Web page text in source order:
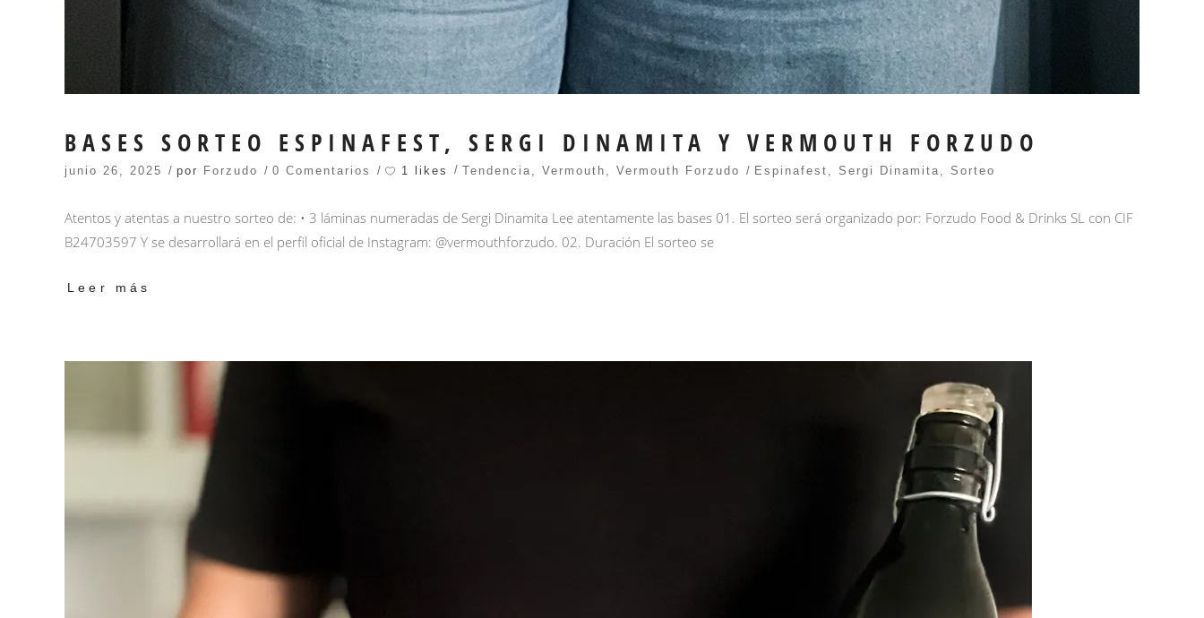
BASES SORTEO ESPINAFEST, SERGI DINAMITA Y VERMOUTH FORZUDO
junio 26, 2025 por Forzudo 0 Comentarios 1 likes Tendencia, Vermouth , Vermouth Forzudo Espinafest , Sergi Dinamita, Sorteo
Atentos y atentas a nuestro sorteo de: • 3 láminas numeradas de Sergi Dinamita Lee atentamente las bases 01. El sorteo será organizado por: Forzudo Food & Drinks SL con CIF
B24703597 Y se desarrollará en el perfil oficial de Instagram: @vermouthforzudo. 02. Duración El sorteo se
Leer más